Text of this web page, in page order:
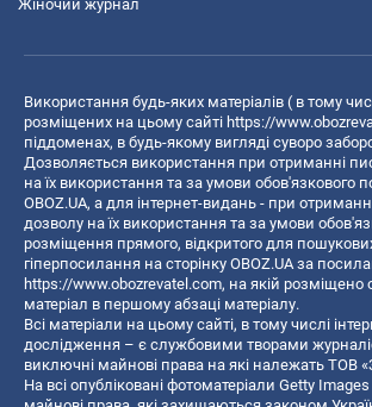
Жіночий журнал
Використання будь-яких матеріалів ( в тому
розміщених на цьому сайті https://
піддоменах, в будь-якому вигляді суворо
Дозволяється використання при отриманні
на їх використання та за умови обов'язкового
OBOZ.UA, а для інтернет-видань - при
дозволу на їх використання та за умови
розміщення прямого, відкритого для
гіперпосилання на сторінку OBOZ.UA за
https://www.obozrevatel.com, на якій розміщено
матеріал в першому абзаці матеріалу.
Всі матеріали на цьому сайті, в тому числі
дослідження – є службовими творами
виключні майнові права на які належать ТОВ
На всі опубліковані фотоматеріали Getty